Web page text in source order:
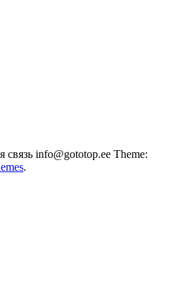
info@gototop.ee Theme:
.